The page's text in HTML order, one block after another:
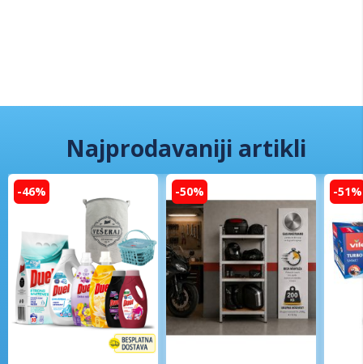
Najprodavaniji artikli
-46% -50% -51%